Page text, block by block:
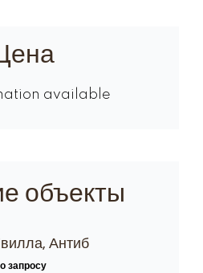
available
объекты
Антиб
запросу